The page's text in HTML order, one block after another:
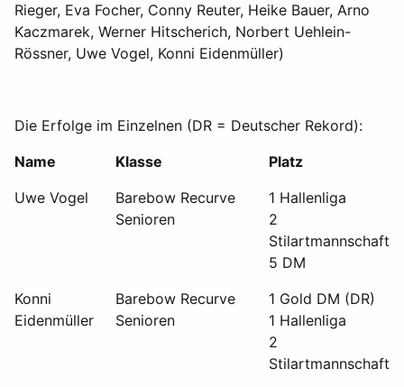
Rieger, Eva Focher, Conny Reuter, Heike Bauer, Arno
Kaczmarek, Werner Hitscherich, Norbert Uehlein-
Rössner, Uwe Vogel, Konni Eidenmüller)
Die Erfolge im Einzelnen (DR = Deutscher Rekord):
Name
Klasse
Platz
Uwe Vogel
Barebow Recurve
Senioren
1 Hallenliga
2
Stilartmannschaft
5 DM
Konni
Eidenmüller
Barebow Recurve
Senioren
1 Gold DM (DR)
1 Hallenliga
2
Stilartmannschaft